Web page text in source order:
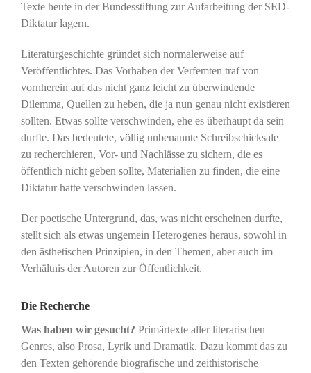
Texte heute in der Bundesstiftung zur Aufarbeitung der SED-
Diktatur lagern.
Literaturgeschichte gründet sich normalerweise auf
Veröffentlichtes. Das Vorhaben der Verfemten traf von
vornherein auf das nicht ganz leicht zu überwindende
Dilemma, Quellen zu heben, die ja nun genau nicht existieren
sollten. Etwas sollte verschwinden, ehe es überhaupt da sein
durfte. Das bedeutete, völlig unbenannte Schreibschicksale
zu recherchieren, Vor- und Nachlässe zu sichern, die es
öffentlich nicht geben sollte, Materialien zu finden, die eine
Diktatur hatte verschwinden lassen.
Der poetische Untergrund, das, was nicht erscheinen durfte,
stellt sich als etwas ungemein Heterogenes heraus, sowohl in
den ästhetischen Prinzipien, in den Themen, aber auch im
Verhältnis der Autoren zur Öffentlichkeit.
Die Recherche
Was haben wir gesucht? Primärtexte aller literarischen
Genres, also Prosa, Lyrik und Dramatik. Dazu kommt das zu
den Texten gehörende biografische und zeithistorische